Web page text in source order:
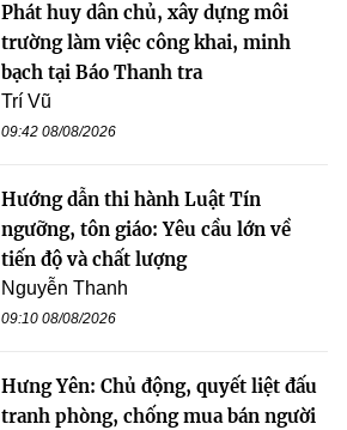
Phát huy dân chủ, xây dựng môi
trường làm việc công khai, minh
bạch tại Báo Thanh tra
Trí Vũ
09:42 08/08/2026
Hướng dẫn thi hành Luật Tín
ngưỡng, tôn giáo: Yêu cầu lớn về
tiến độ và chất lượng
Nguyễn Thanh
09:10 08/08/2026
Hưng Yên: Chủ động, quyết liệt đấu
tranh phòng, chống mua bán người